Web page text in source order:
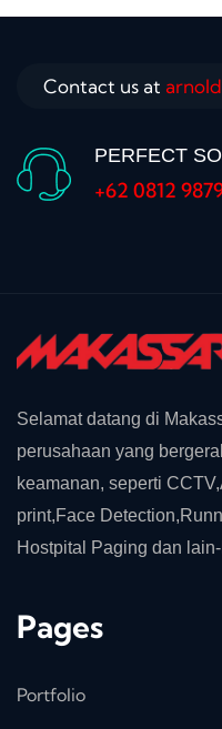
Contact us at
PERFECT
+62 0812
Selamat datang di
perusahaan yang
keamanan, seperti
print,Face
Hostpital Paging dan
Pages
Portfolio